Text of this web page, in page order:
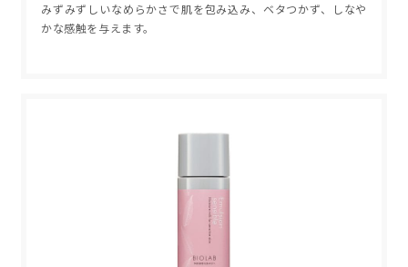
みずみずしいなめらかさで肌を包み込み、ベタつかず、しなや
かな感触を与えます。